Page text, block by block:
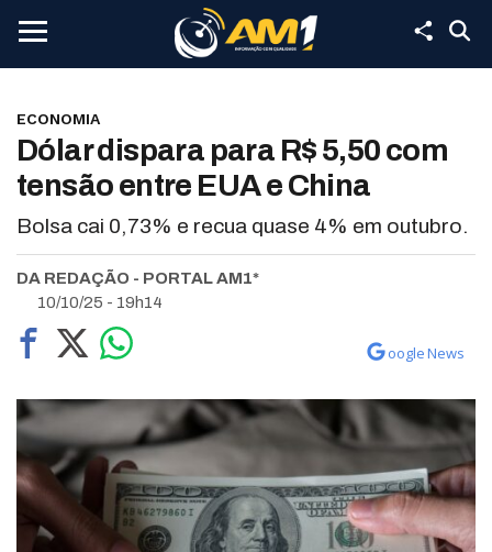
ECONOMIA
Dólar dispara para R$ 5,50 com
tensão entre EUA e China
Bolsa cai 0,73% e recua quase 4% em outubro.
DA REDAÇÃO - PORTAL AM1*
10/10/25 - 19h14
oogle News